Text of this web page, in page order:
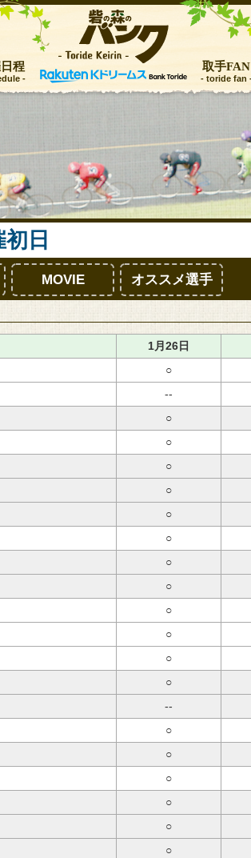
程 取手FAN
レース情報
お知らせ
取手FAN
インフォメーション
アクセス
日
MOVIE オススメ選手
1月26日
○
--
○
○
○
○
○
○
○
○
○
○
○
○
--
○
○
○
○
○
○